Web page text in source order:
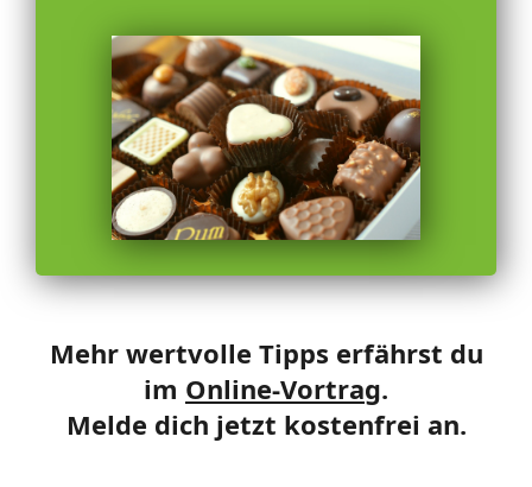
Mehr wertvolle Tipps erfährst du
im Online-Vortrag.
Melde dich jetzt kostenfrei an.